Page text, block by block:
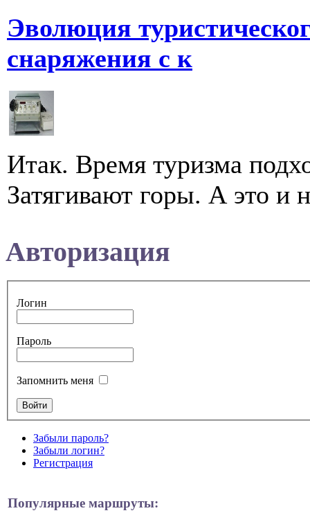
Эволюция
снаряжения с к
Итак. Время туризма
Затягивают горы. А это и
Авторизация
Логин
Пароль
Запомнить меня
Забыли пароль?
Забыли логин?
Регистрация
Популярные маршруты: